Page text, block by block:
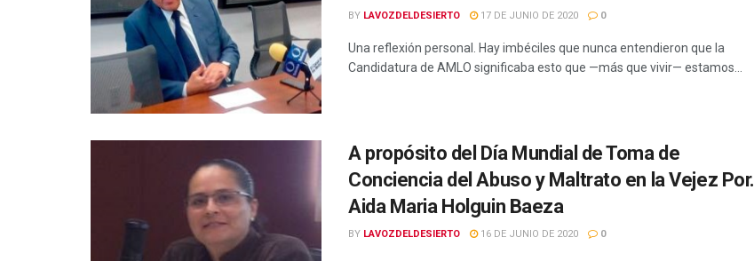
BY LAVOZDELDESIERTO 17 DE JUNIO DE 2020 0
Una reflexión personal. Hay imbéciles que nunca entendieron que la
Candidatura de AMLO significaba esto que —más que vivir— estamos...
A propósito del Día Mundial de Toma de
Conciencia del Abuso y Maltrato en la Vejez Por.
Aida Maria Holguin Baeza
BY LAVOZDELDESIERTO 16 DE JUNIO DE 2020 0